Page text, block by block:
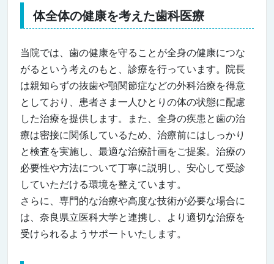
体全体の健康を考えた歯科医療
当院では、歯の健康を守ることが全身の健康につな
がるという考えのもと、診療を行っています。院長
は親知らずの抜歯や顎関節症などの外科治療を得意
としており、患者さま一人ひとりの体の状態に配慮
した治療を提供します。また、全身の疾患と歯の治
療は密接に関係しているため、治療前にはしっかり
と検査を実施し、最適な治療計画をご提案。治療の
必要性や方法について丁寧に説明し、安心して受診
していただける環境を整えています。
さらに、専門的な治療や高度な技術が必要な場合に
は、奈良県立医科大学と連携し、より適切な治療を
受けられるようサポートいたします。